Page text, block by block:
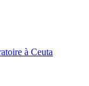
à Ceuta